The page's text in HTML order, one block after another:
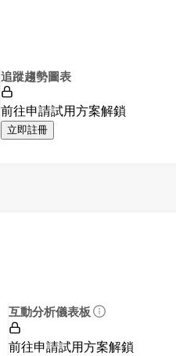
追蹤趨勢圖表
前往申請試用方案解鎖
立即註冊
互動分析儀表板
前往申請試用方案解鎖